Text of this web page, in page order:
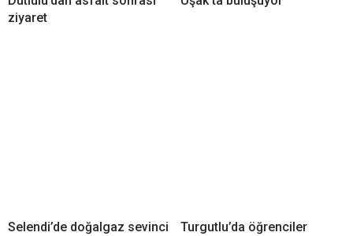
ziyaret
Selendi’de doğalgaz sevinci
Turgutlu’da öğrenciler